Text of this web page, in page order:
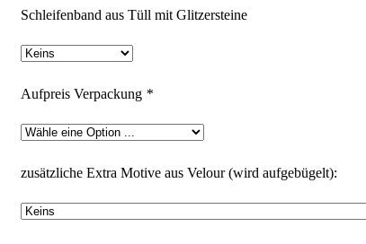
Schleifenband aus Tüll mit Glitzersteine
Aufpreis Verpackung *
zusätzliche Extra Motive aus Velour (wird aufgebügelt):